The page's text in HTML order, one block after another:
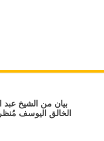
بيان من الشيخ
الخالق اليوسف